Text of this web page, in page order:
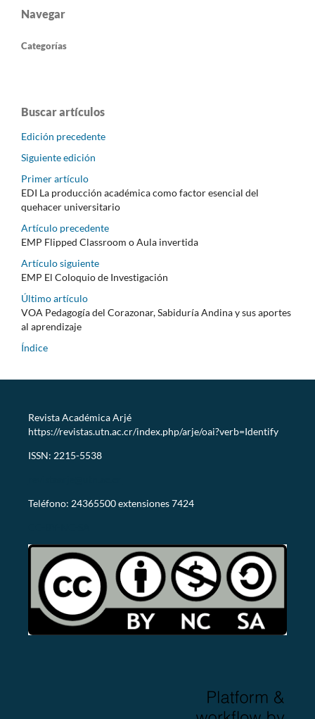
Navegar
Categorías
Buscar artículos
Edición precedente
Siguiente edición
Primer artículo
EDI La producción académica como factor esencial del
quehacer universitario
Artículo precedente
EMP Flipped Classroom o Aula invertida
Artículo siguiente
EMP El Coloquio de Investigación
Último artículo
VOA Pedagogía del Corazonar, Sabiduría Andina y sus aportes
al aprendizaje
Índice
Revista Académica Arjé
https://revistas.utn.ac.cr/index.php/arje/oai?verb=Identify
ISSN: 2215-5538
Teléfono: 24365500 extensiones 7424